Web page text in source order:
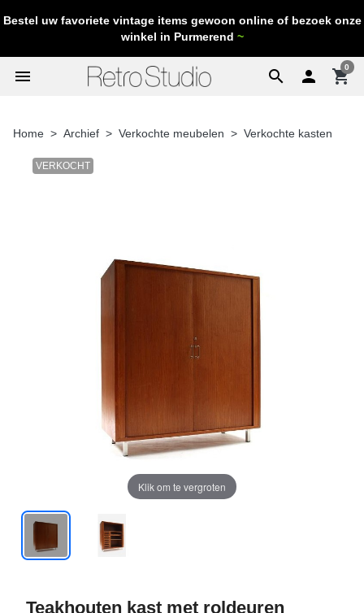
Bestel uw favoriete vintage items gewoon online of bezoek onze
winkel in Purmerend ~
search
menu  shopping_cart
0
Home Archief Verkochte meubelen Verkochte kasten
VERKOCHT
Klik om te vergroten
Teakhouten kast met roldeuren